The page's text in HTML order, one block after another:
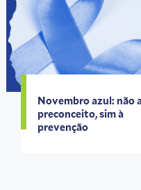
Novembro azul: não
preconceito, sim à
prevenção